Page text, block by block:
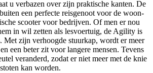
u verbazen over zijn praktische kanten. De
een perfecte reisgenoot voor de woon-
scooter voor bedrijven. Of men er nou
in wil zetten als lesvoertuig, de Agility is
Met zijn verhoogde stuurkap, wordt er meer
een beter zit voor langere mensen. Tevens
veranderd, zodat er niet meer met de knie
kan worden.